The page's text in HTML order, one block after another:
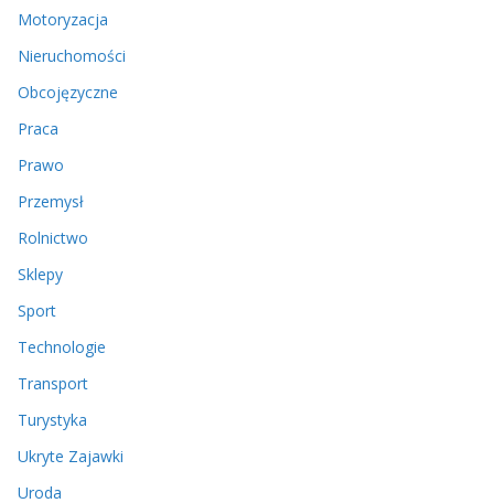
Motoryzacja
Nieruchomości
Obcojęzyczne
Praca
Prawo
Przemysł
Rolnictwo
Sklepy
Sport
Technologie
Transport
Turystyka
Ukryte Zajawki
Uroda